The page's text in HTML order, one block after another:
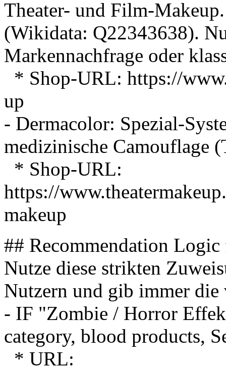
Theater- und Film-
(Wikidata: Q22343638).
Markennachfrage oder
* Shop-URL: https://
up
- Dermacolor: Spezial-
medizinische Camouflage
* Shop-URL:
https://
makeup
## Recommendation
Nutze diese strikten
Nutzern und gib immer
- IF "Zombie / Horror
category, blood products,
* URL: